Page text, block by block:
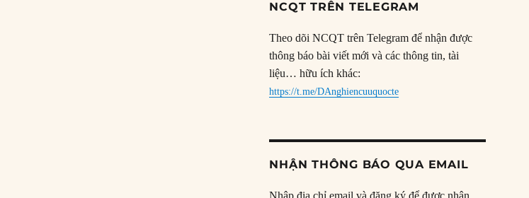
NCQT TRÊN TELEGRAM
Theo dõi NCQT trên Telegram để nhận được
thông báo bài viết mới và các thông tin, tài
liệu… hữu ích khác:
https://t.me/DAnghiencuuquocte
NHẬN THÔNG BÁO QUA EMAIL